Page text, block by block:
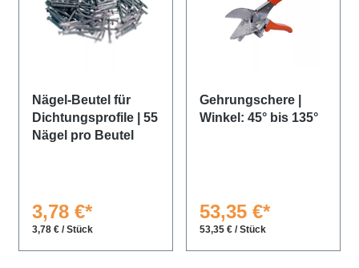
Nägel-Beutel für
Dichtungsprofile | 55
Nägel pro Beutel
3,78 €*
3,78 € / Stück
Gehrungschere |
Winkel: 45° bis 135°
53,35 €*
53,35 € / Stück